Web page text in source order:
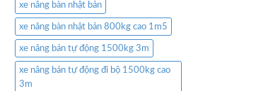
xe nâng bàn nhật bản
xe nâng bàn nhật bản 800kg cao 1m5
xe nâng bán tự động 1500kg 3m
xe nâng bán tự động đi bộ 1500kg cao
3m